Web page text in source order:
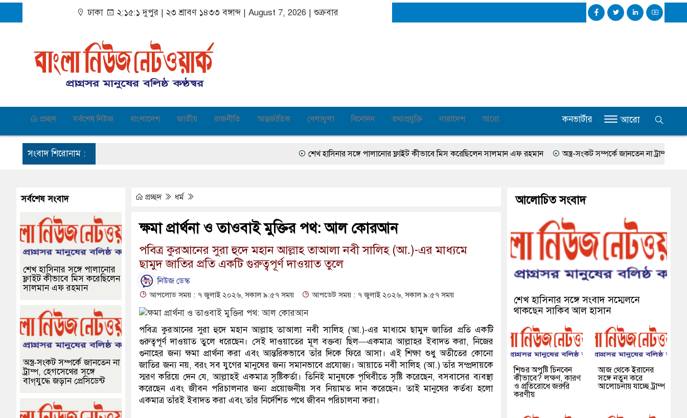
ঢাকা ২:১৫:২ দুপুর| ২৩ শ্রাবণ ১৪৩৩ বঙ্গাব্দ | August 7, 2026 | শুক্রবার
প্রচ্ছদ সর্বশেষ নিউজ বাংলাদেশ জাতীয় রাজনীতি আন্তর্জাতিক খেলাধুলা বিনোদন তথ্যপ্রযুক্তি সারাদেশ আরো কনভার্টার আরো
সংবাদ শিরোনাম : শেখ হাসিনার সঙ্গে পালানোর ফ্লাইট কীভাবে মিস করেছিলেন সালমান এফ রহমান অস্ত্র-সংকট সম্পর্কে জানতেন না ট্রাম্প, হেগসেথের
প্রচ্ছদ ধর্ম
ক্ষমা প্রার্থনা ও তাওবাই মুক্তির পথ: আল কোরআন
পবিত্র কুরআনের সুরা হুদে মহান আল্লাহ তাআলা নবী সালিহ (আ.)-এর মাধ্যমে
ছামুদ জাতির প্রতি একটি গুরুত্বপূর্ণ দাওয়াত তুলে
নিউজ ডেস্ক
আপলোড সময় : ৭ জুলাই ২০২৬, সকাল ৯:৫৭ সময় আপডেট সময় : ৭ জুলাই ২০২৬, সকাল ৯:৫৭ সময়
পবিত্র কুরআনের সুরা হুদে মহান আল্লাহ তাআলা নবী সালিহ (আ.)-এর মাধ্যমে ছামুদ জাতির প্রতি একটি
গুরুত্বপূর্ণ দাওয়াত তুলে ধরেছেন। সেই দাওয়াতের মূল বক্তব্য ছিল—একমাত্র আল্লাহর ইবাদত করা, নিজের
গুনাহের জন্য ক্ষমা প্রার্থনা করা এবং আন্তরিকভাবে তাঁর দিকে ফিরে আসা। এই শিক্ষা শুধু অতীতের কোনো
জাতির জন্য নয়, বরং সব যুগের মানুষের জন্য সমানভাবে প্রযোজ্য। আয়াতে নবী সালিহ (আ.) তাঁর সম্প্রদায়কে
স্মরণ করিয়ে দেন যে, আল্লাহই একমাত্র সৃষ্টিকর্তা। তিনিই মানুষকে পৃথিবীতে সৃষ্টি করেছেন, বসবাসের ব্যবস্থা
করেছেন এবং জীবন পরিচালনার জন্য প্রয়োজনীয় সব নিয়ামত দান করেছেন। তাই মানুষের কর্তব্য হলো
একমাত্র তাঁরই ইবাদত করা এবং তাঁর নির্দেশিত পথে জীবন পরিচালনা করা।
সর্বশেষ সংবাদ
শেখ হাসিনার সঙ্গে পালানোর
ফ্লাইট কীভাবে মিস করেছিলেন
সালমান এফ রহমান
অস্ত্র-সংকট সম্পর্কে জানতেন না
ট্রাম্প, হেগসেথের সঙ্গে
বাগ্‌যুদ্ধে জড়ান প্রেসিডেন্ট
আলোচিত সংবাদ
শেখ হাসিনার সঙ্গে সংবাদ সম্মেলনে
থাকছেন সাকিব আল হাসান
শিশুর অপুষ্টি চিনবেন
কীভাবে? লক্ষণ, কারণ
ও প্রতিরোধে জরুরি
করণীয়
আজ থেকে ইরানের
সঙ্গে নতুন করে
আলোচনায় যাচ্ছে ট্রাম্প